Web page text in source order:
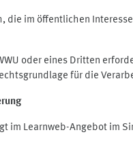
im öffentlichen
oder eines Dritten
für die
im Learnweb-Angebot im